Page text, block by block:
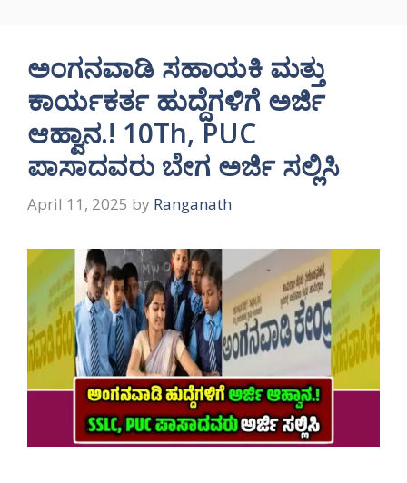
ಅಂಗನವಾಡಿ ಸಹಾಯಕಿ ಮತ್ತು
ಕಾರ್ಯಕರ್ತ ಹುದ್ದೆಗಳಿಗೆ ಅರ್ಜಿ
ಆಹ್ವಾನ.! 10Th, PUC
ಪಾಸಾದವರು ಬೇಗ ಅರ್ಜಿ ಸಲ್ಲಿಸಿ
April 11, 2025 by Ranganath